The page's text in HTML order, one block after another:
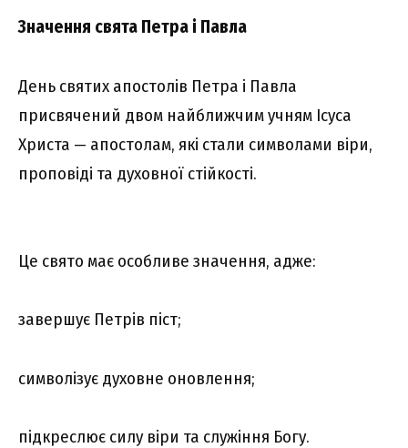
Значення свята Петра і Павла
День святих апостолів Петра і Павла
присвячений двом найближчим учням Ісуса
Христа — апостолам, які стали символами віри,
проповіді та духовної стійкості.
Це свято має особливе значення, адже:
завершує Петрів піст;
символізує духовне оновлення;
підкреслює силу віри та служіння Богу.